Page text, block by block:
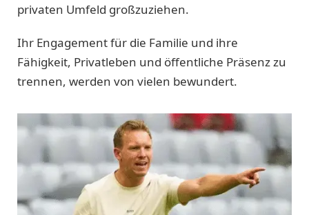
privaten Umfeld großzuziehen.
Ihr Engagement für die Familie und ihre
Fähigkeit, Privatleben und öffentliche Präsenz zu
trennen, werden von vielen bewundert.